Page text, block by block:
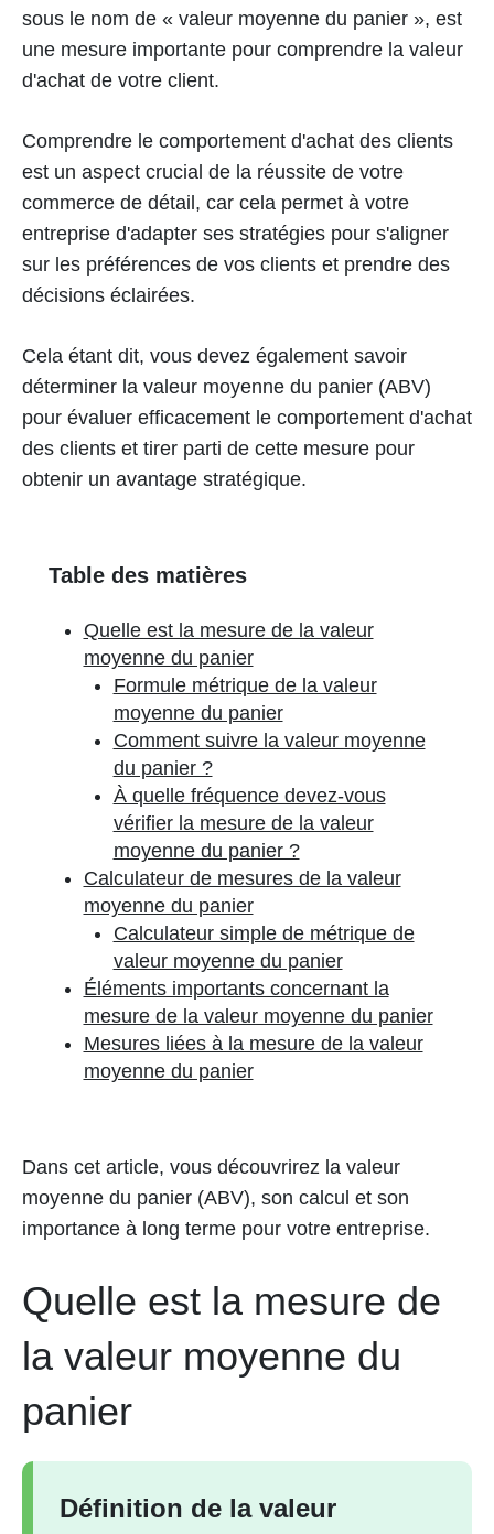
sous le nom de « valeur moyenne du panier », est
une mesure importante pour comprendre la valeur
d'achat de votre client.
Comprendre le comportement d'achat des clients
est un aspect crucial de la réussite de votre
commerce de détail, car cela permet à votre
entreprise d'adapter ses stratégies pour s'aligner
sur les préférences de vos clients et prendre des
décisions éclairées.
Cela étant dit, vous devez également savoir
déterminer la valeur moyenne du panier (ABV)
pour évaluer efficacement le comportement d'achat
des clients et tirer parti de cette mesure pour
obtenir un avantage stratégique.
Table des matières
Quelle est la mesure de la valeur
moyenne du panier
Formule métrique de la valeur
moyenne du panier
Comment suivre la valeur moyenne
du panier ?
À quelle fréquence devez-vous
vérifier la mesure de la valeur
moyenne du panier ?
Calculateur de mesures de la valeur
moyenne du panier
Calculateur simple de métrique de
valeur moyenne du panier
Éléments importants concernant la
mesure de la valeur moyenne du panier
Mesures liées à la mesure de la valeur
moyenne du panier
Dans cet article, vous découvrirez la valeur
moyenne du panier (ABV), son calcul et son
importance à long terme pour votre entreprise.
Quelle est la mesure de
la valeur moyenne du
panier
Définition de la valeur